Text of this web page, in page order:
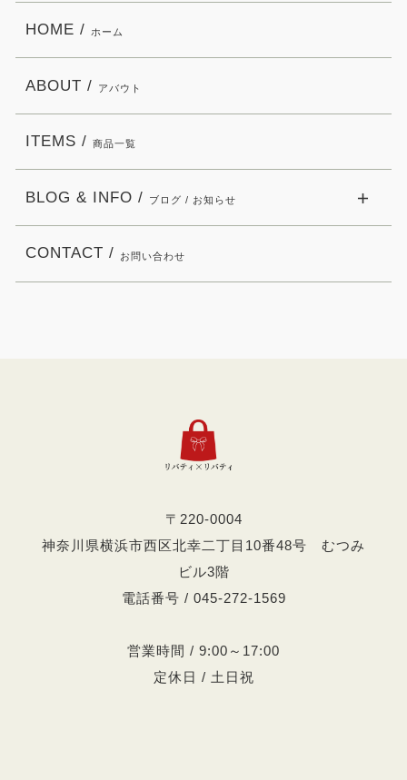
〒220-0004
神奈川県横浜市西区北幸二丁目10番48号 むつみ
ビル3階
電話番号 / 045-272-1569
営業時間 / 9:00～17:00
定休日 / 土日祝
HOME / ホーム
ABOUT / アバウト
ITEMS / 商品一覧
BLOG & INFO / ブログ / お知らせ
CONTACT / お問い合わせ